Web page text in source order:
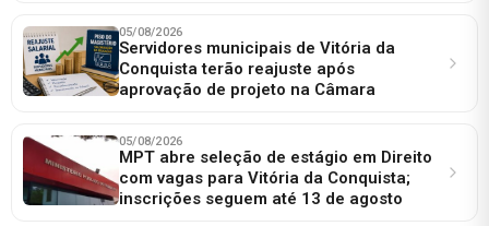
05/08/2026
Servidores municipais de Vitória da
Conquista terão reajuste após
aprovação de projeto na Câmara
05/08/2026
MPT abre seleção de estágio em Direito
com vagas para Vitória da Conquista;
inscrições seguem até 13 de agosto